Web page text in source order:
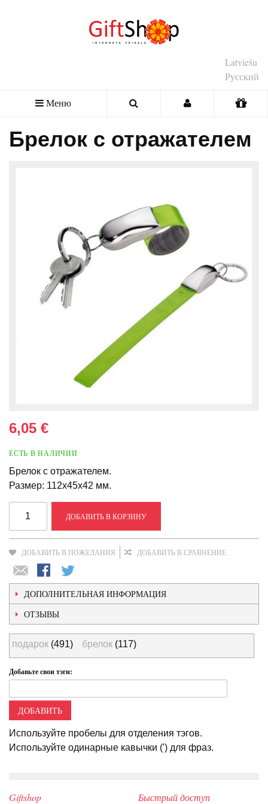
Latviešu
Русский
Меню
Брелок с отражателем
6,05 €
ЕСТЬ В НАЛИЧИИ
Брелок с отражателем.
Размер: 112х45х42 мм.
ДОБАВИТЬ В КОРЗИНУ
ДОБАВИТЬ В ПОЖЕЛАНИЯ ДОБАВИТЬ В СРАВНЕНИЕ
ДОПОЛНИТЕЛЬНАЯ ИНФОРМАЦИЯ
ОТЗЫВЫ
подарок (491) брелок (117)
Добавьте свои тэги:
ДОБАВИТЬ
Используйте пробелы для отделения тэгов.
Используйте одинарные кавычки (') для фраз.
Giftshop Быстрый доступ